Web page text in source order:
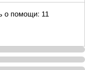
о помощи: 11